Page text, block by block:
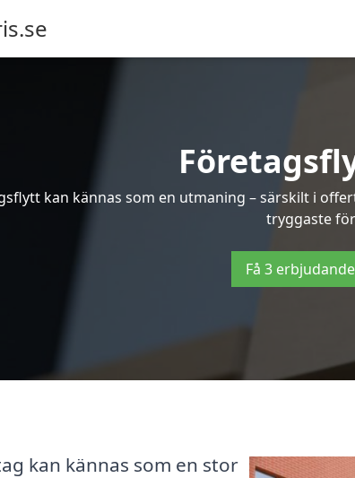
kan kännas som en utmaning – särskilt i
tryggaste
Få 3
kan kännas som en stor